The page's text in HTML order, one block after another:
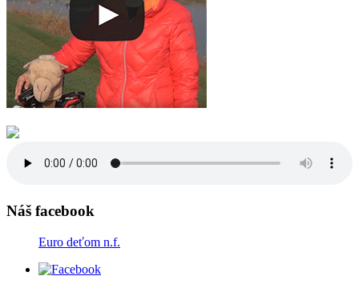
Náš facebook
Euro deťom n.f.